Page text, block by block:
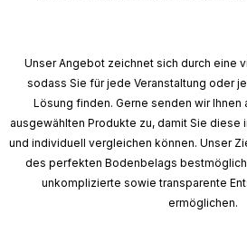
Unser Angebot zeichnet sich durch eine
sodass Sie für jede Veranstaltung oder
Lösung finden. Gerne senden wir Ihnen
ausgewählten Produkte zu, damit Sie diese
und individuell vergleichen können. Unser
des perfekten Bodenbelags
unkomplizierte sowie transparente
ermöglichen.